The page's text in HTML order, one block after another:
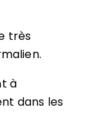
très
à
dans les